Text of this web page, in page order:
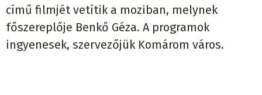
című filmjét vetítik a moziban, melynek
főszereplője Benkő Géza. A programok
ingyenesek, szervezőjük Komárom város.